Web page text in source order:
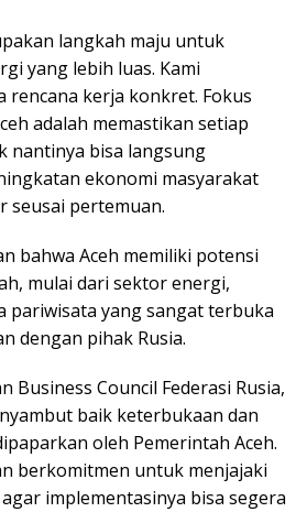
langkah maju untuk
yang lebih luas. Kami
rencana kerja konkret. Fokus
adalah memastikan setiap
nantinya bisa langsung
ekonomi masyarakat
seusai pertemuan.
bahwa Aceh memiliki potensi
mulai dari sektor energi,
yang sangat terbuka
dengan pihak Rusia.
Business Council Federasi Rusia,
baik keterbukaan dan
oleh Pemerintah Aceh.
berkomitmen untuk menjajaki
implementasinya bisa segera